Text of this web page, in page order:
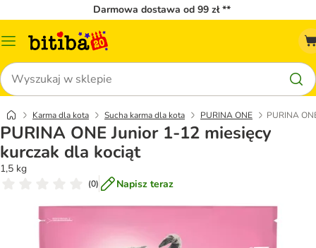
Darmowa dostawa od 99 zł **
Menu
Szukaj
Karma dla kota Sucha karma dla kota PURINA ONE PURINA
PURINA ONE Junior 1-12 miesięcy
kurczak dla kociąt
1,5 kg
(0) Napisz teraz